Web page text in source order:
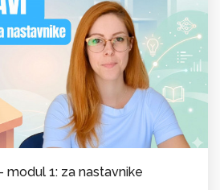
modul 1: za nastavnike